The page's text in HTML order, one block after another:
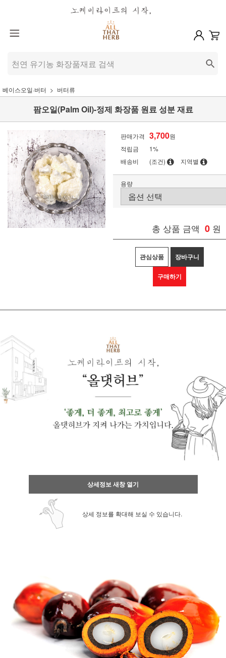
베이스오일·버터 버터류
팜오일(Palm Oil)-정제 화장품 원료 성분 재료
판매가격 3,700원
적립금
1%
배송비
(조건) 지역별
용량
총 상품 금액 0 원
관심상품 장바구니
구매하기
상세정보 새창 열기
상세 정보를 확대해 보실 수 있습니다.